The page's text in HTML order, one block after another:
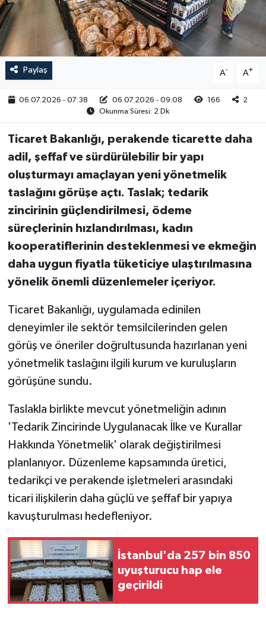
Paylaş A- A+
06.07.2026 - 07:38 06.07.2026 - 09:08 166
2
Okunma Süresi: 2 Dk
Ticaret Bakanlığı, perakende ticarette daha
adil, şeffaf ve sürdürülebilir bir yapı
oluşturmayı amaçlayan yeni yönetmelik
taslağını görüşe açtı. Taslak; tedarik
zincirinin güçlendirilmesi, ödeme
süreçlerinin hızlandırılması, kadın
kooperatiflerinin desteklenmesi ve ekmeğin
daha uygun fiyatla tüketiciye ulaştırılmasına
yönelik önemli düzenlemeler içeriyor.
Ticaret Bakanlığı, uygulamada edinilen
deneyimler ile sektör temsilcilerinden gelen
görüş ve öneriler doğrultusunda hazırlanan yeni
yönetmelik taslağını ilgili kurum ve kuruluşların
görüşüne sundu.
Taslakla birlikte mevcut yönetmeliğin adının
'Tedarik Zincirinde Uygulanacak İlke ve Kurallar
Hakkında Yönetmelik' olarak değiştirilmesi
planlanıyor. Düzenleme kapsamında üretici,
tedarikçi ve perakende işletmeleri arasındaki
ticari ilişkilerin daha güçlü ve şeffaf bir yapıya
kavuşturulması hedefleniyor.
İstanbul'da 257 bin 850
uyuşturucu hap ele
geçirildi
RESMİ İLAN